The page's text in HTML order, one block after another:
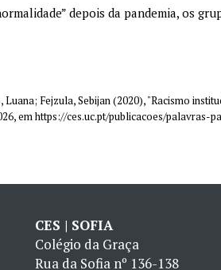
depois da pandemia, os
Fejzula, Sebijan (2020), "Racismo
em https://ces.uc.pt/publicacoes/palavras-
CES | SOFIA
Colégio da Graça
Rua da Sofia nº 136-138